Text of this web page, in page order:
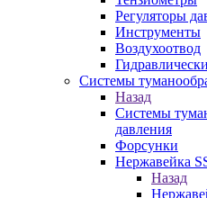
Регуляторы
Инструменты
Воздухоотвод
Системы
Назад
Системы
давления
Форсунки
Нержавейка
Назад